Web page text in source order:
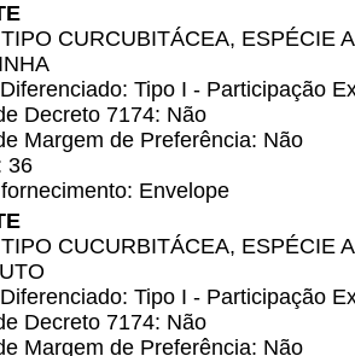
CURCUBITÁCEA, ESPÉCIE
Tipo I - Participação
Decreto 7174: Não
Margem de Preferência: Não
36
Envelope
CUCURBITÁCEA, ESPÉCIE
Tipo I - Participação
Decreto 7174: Não
Margem de Preferência: Não